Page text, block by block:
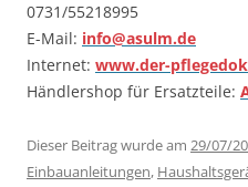
0731/55218995
E-Mail: info@asulm.de
Internet: www.der-
Händlershop für Ersatzteile:
Dieser Beitrag wurde am 29/07/
Einbauanleitungen,